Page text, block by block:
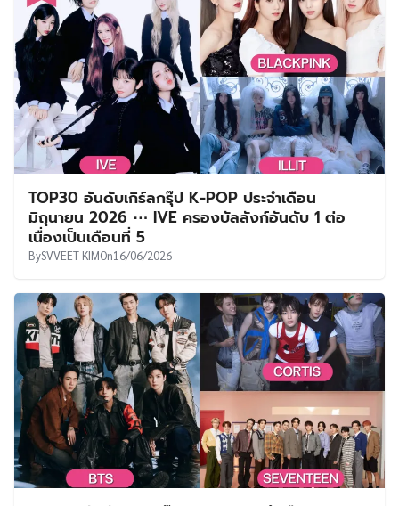
TOP30 อันดับเกิร์ลกรุ๊ป K-POP ประจำเดือน
มิถุนายน 2026 ⋯ IVE ครองบัลลังก์อันดับ 1 ต่อ
เนื่องเป็นเดือนที่ 5
BySVVEET KIMOn16/06/2026